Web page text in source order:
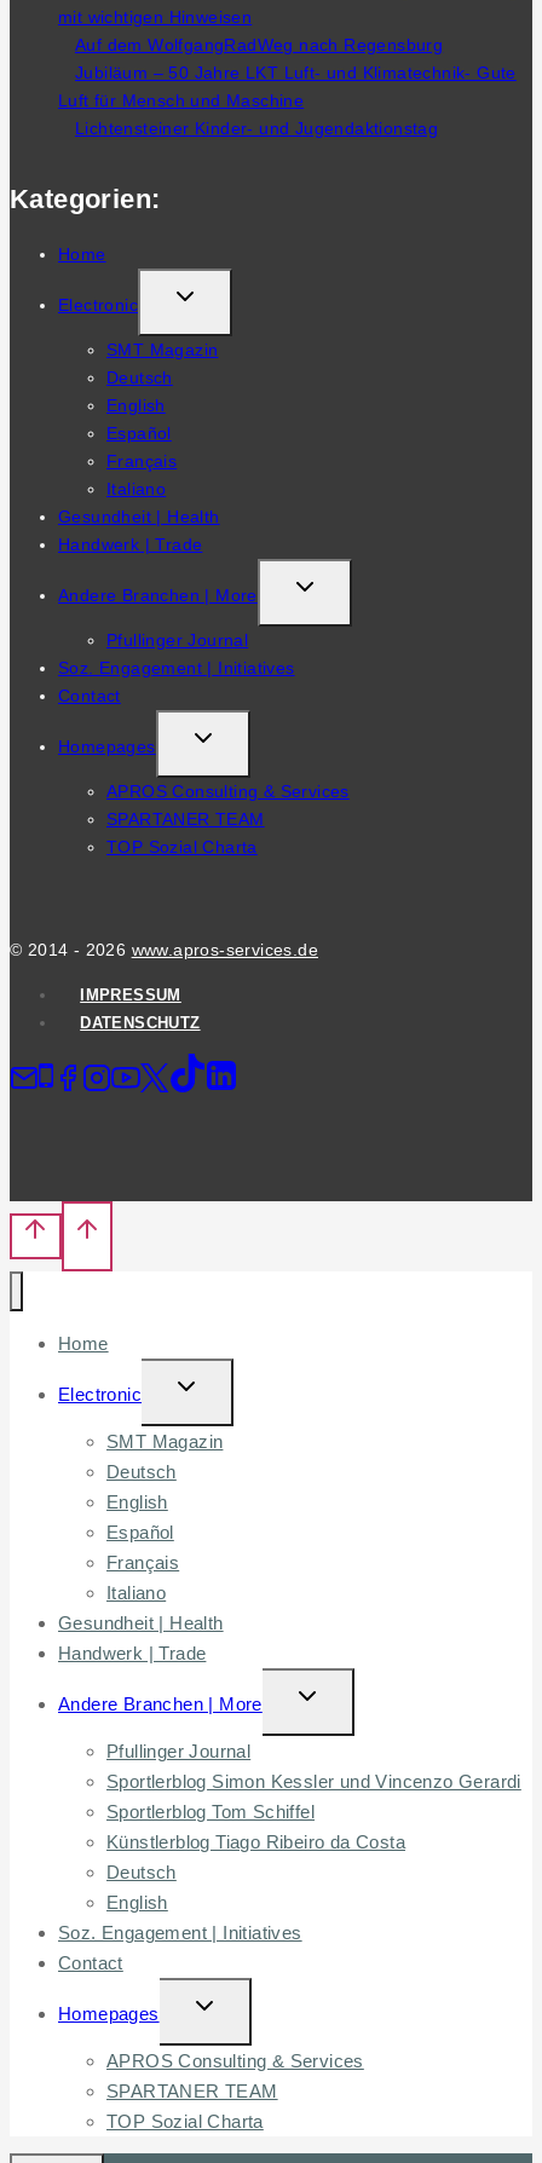
mit wichtigen Hinweisen
Auf dem WolfgangRadWeg nach Regensburg
Jubiläum – 50 Jahre LKT Luft- und Klimatechnik- Gute
Luft für Mensch und Maschine
Lichtensteiner Kinder- und Jugendaktionstag
Kategorien:
Home
Electronic
TOGGLE
CHILD
MENU
SMT Magazin
Deutsch
English
Español
Français
Italiano
Gesundheit | Health
Handwerk | Trade
Andere Branchen | More
TOGGLE
CHILD
Pfullinger Journal
Soz. Engagement | Initiatives
Contact
Homepages
TOGGLE
CHILD
APROS Consulting & Services
SPARTANER TEAM
TOP Sozial Charta
© 2014 - 2026 www.apros-services.de
IMPRESSUM
DATENSCHUTZ
Home
Electronic
TOGGLE
CHILD
MENU
SMT Magazin
Deutsch
English
Español
Français
Italiano
Gesundheit | Health
Handwerk | Trade
Andere Branchen | More
TOGGLE
CHILD
Pfullinger Journal
Sportlerblog Simon Kessler und Vincenzo Gerardi
Sportlerblog Tom Schiffel
Künstlerblog Tiago Ribeiro da Costa
Deutsch
English
Soz. Engagement | Initiatives
Contact
Homepages
TOGGLE
CHILD
MENU
APROS Consulting & Services
SPARTANER TEAM
TOP Sozial Charta